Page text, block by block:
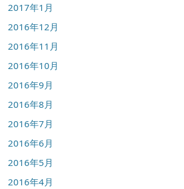
2017年1月
2016年12月
2016年11月
2016年10月
2016年9月
2016年8月
2016年7月
2016年6月
2016年5月
2016年4月